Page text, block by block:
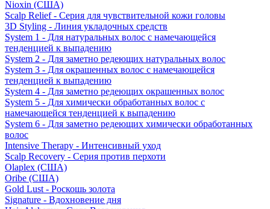
Nioxin (США)
Scalp Relief - Серия для чувствительной кожи головы
3D Styling - Линия укладочных средств
System 1 - Для натуральных волос с намечающейся
тенденцией к выпадению
System 2 - Для заметно редеющих натуральных волос
System 3 - Для окрашенных волос с намечающейся
тенденцией к выпадению
System 4 - Для заметно редеющих окрашенных волос
System 5 - Для химически обработанных волос с
намечающейся тенденцией к выпадению
System 6 - Для заметно редеющих химически обработанных
волос
Intensive Therapy - Интенсивный уход
Scalp Recovery - Серия против перхоти
Olaplex (США)
Oribe (США)
Gold Lust - Роскошь золота
Signature - Вдохновение дня